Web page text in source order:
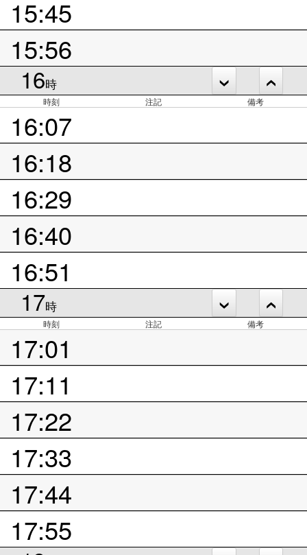
15:45
15:56
16時
時刻 注記 備考
16:07
16:18
16:29
16:40
16:51
17時
時刻 注記 備考
17:01
17:11
17:22
17:33
17:44
17:55